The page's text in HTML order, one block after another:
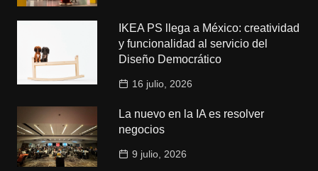
IKEA PS llega a México: creatividad
y funcionalidad al servicio del
Diseño Democrático
16 julio, 2026
La nuevo en la IA es resolver
negocios
9 julio, 2026